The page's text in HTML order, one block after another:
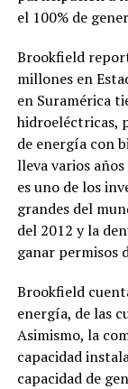
el 100% de
Brookfield
millones en
en Suramérica
hidroeléctricas,
de energía con
lleva varios
es uno de los
grandes del
del 2012 y la
ganar permisos
Brookfield
energía, de las
Asimismo, la
capacidad
capacidad de